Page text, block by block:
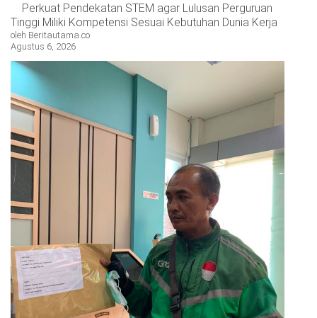
Perkuat Pendekatan STEM agar Lulusan Perguruan
Tinggi Miliki Kompetensi Sesuai Kebutuhan Dunia Kerja
oleh Beritautama.co
Agustus 6, 2026